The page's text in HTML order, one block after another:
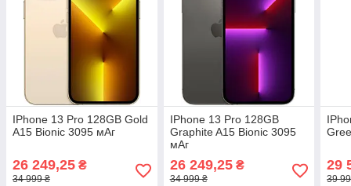
IPhone 13 Pro 128GB Gold
A15 Bionic 3095 мАг
26 249,25 ₴
34 999 ₴
IPhone 13 Pro 128GB
Graphite A15 Bionic 3095
мАг
26 249,25₴
34 999 ₴
29
39